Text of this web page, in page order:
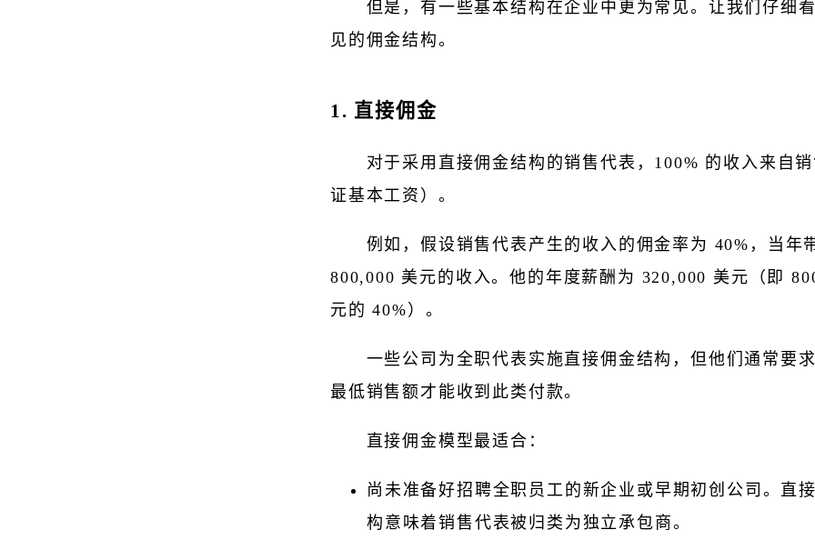
但是，有一些基本结构在企业中更为常见。让我们仔细
见的佣金结构。
1. 直接佣金
对于采用直接佣金结构的销售代表，100% 的收入来自
证基本工资）。
例如，假设销售代表产生的收入的佣金率为 40%，当年
800,000 美元的收入。他的年度薪酬为 320,000 美元（即
元的 40%）。
一些公司为全职代表实施直接佣金结构，但他们通常要
最低销售额才能收到此类付款。
直接佣金模型最适合：
尚未准备好招聘全职员工的新企业或早期初创公司。直
构意味着销售代表被归类为独立承包商。